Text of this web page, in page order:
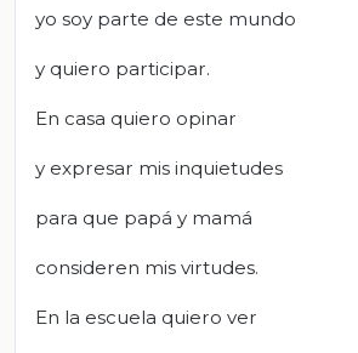
yo soy parte de este mundo
y quiero participar.
En casa quiero opinar
y expresar mis inquietudes
para que papá y mamá
consideren mis virtudes.
En la escuela quiero ver